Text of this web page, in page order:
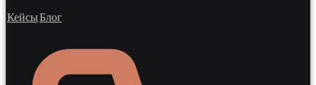
КейсыБлог